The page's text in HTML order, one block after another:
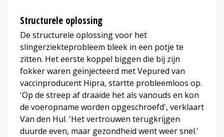
Structurele oplossing
De structurele oplossing voor het
slingerziekteprobleem bleek in een potje te
zitten. Het eerste koppel biggen die bij zijn
fokker waren geïnjecteerd met Vepured van
vaccinproducent Hipra, startte probleemloos op.
'Op de streep af draaide het als vanouds en kon
de voeropname worden opgeschroefd', verklaart
Van den Hul. 'Het vertrouwen terugkrijgen
duurde even, maar gezondheid went weer snel.'